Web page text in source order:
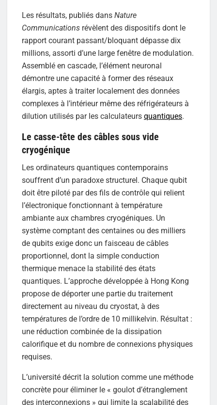
Les résultats, publiés dans Nature
Communications révèlent des dispositifs dont le
rapport courant passant/bloquant dépasse dix
millions, assorti d’une large fenêtre de modulation.
Assemblé en cascade, l’élément neuronal
démontre une capacité à former des réseaux
élargis, aptes à traiter localement des données
complexes à l’intérieur même des réfrigérateurs à
dilution utilisés par les calculateurs quantiques.
Le casse-tête des câbles sous vide
cryogénique
Les ordinateurs quantiques contemporains
souffrent d’un paradoxe structurel. Chaque qubit
doit être piloté par des fils de contrôle qui relient
l’électronique fonctionnant à température
ambiante aux chambres cryogéniques. Un
système comptant des centaines ou des milliers
de qubits exige donc un faisceau de câbles
proportionnel, dont la simple conduction
thermique menace la stabilité des états
quantiques. L’approche développée à Hong Kong
propose de déporter une partie du traitement
directement au niveau du cryostat, à des
températures de l’ordre de 10 millikelvin. Résultat :
une réduction combinée de la dissipation
calorifique et du nombre de connexions physiques
requises.
L’université décrit la solution comme une méthode
concrète pour éliminer le « goulot d’étranglement
des interconnexions » qui limite la scalabilité des